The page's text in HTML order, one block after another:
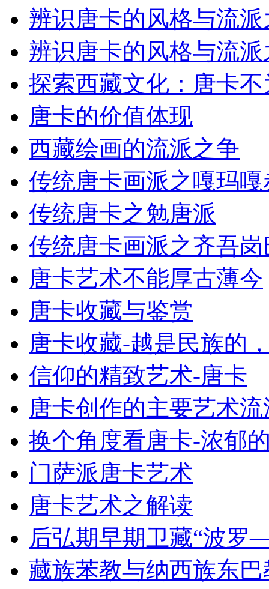
辨识唐卡的风格与流
辨识唐卡的风格与流
探索西藏文化：唐卡
唐卡的价值体现
西藏绘画的流派之争
传统唐卡画派之嘎玛嘎
传统唐卡之勉唐派
传统唐卡画派之齐吾岗
唐卡艺术不能厚古薄今
唐卡收藏与鉴赏
唐卡收藏-越是民族的
信仰的精致艺术-唐卡
唐卡创作的主要艺术流
换个角度看唐卡-浓郁
门萨派唐卡艺术
唐卡艺术之解读
后弘期早期卫藏“波罗
藏族苯教与纳西族东